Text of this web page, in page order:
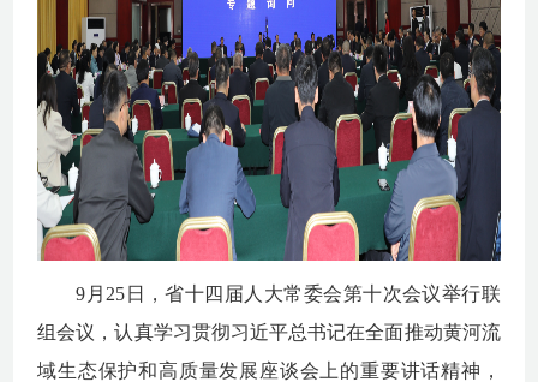
9月25日，省十四届人大常委会第十次会议举行联
组会议，认真学习贯彻习近平总书记在全面推动黄河流
域生态保护和高质量发展座谈会上的重要讲话精神，